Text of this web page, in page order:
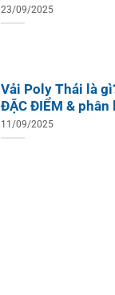
23/09/2025
Vải Poly Thái là
ĐẶC ĐIỂM & phân
11/09/2025